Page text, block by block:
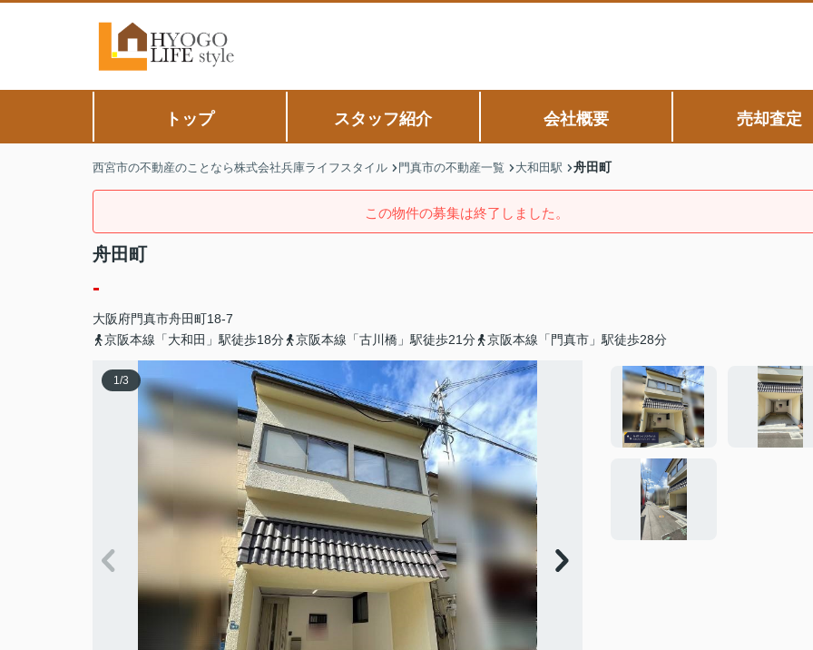
トップ スタッフ紹介 会社概要 売却査定
西宮市の不動産のことなら株式会社兵庫ライフスタイル 門真市の不動産一覧 大和田駅 舟田町
この物件の募集は終了しました。
舟田町
-
大阪府門真市舟田町18-7
京阪本線「大和田」駅徒歩18分
京阪本線「古川橋」駅徒歩21分 京阪本線「門真市」駅徒歩28分
1/3